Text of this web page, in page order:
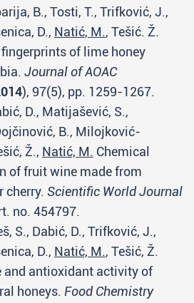
B., Tosti, T., Trifković, J.,
D., Natić, M., Tešić. Ž.
of lime honey
Journal of AOAC
), 97(5), pp. 1259-1267.
D., Matijašević, S.,
B., Milojković-
Ž., Natić, M. Chemical
of fruit wine made from
cherry. Scientific World Journal
no. 454797.
S., Dabić, D., Trifković, J.,
D., Natić, M., Tešić, Ž.
and antioxidant activity of
honeys. Food Chemistry